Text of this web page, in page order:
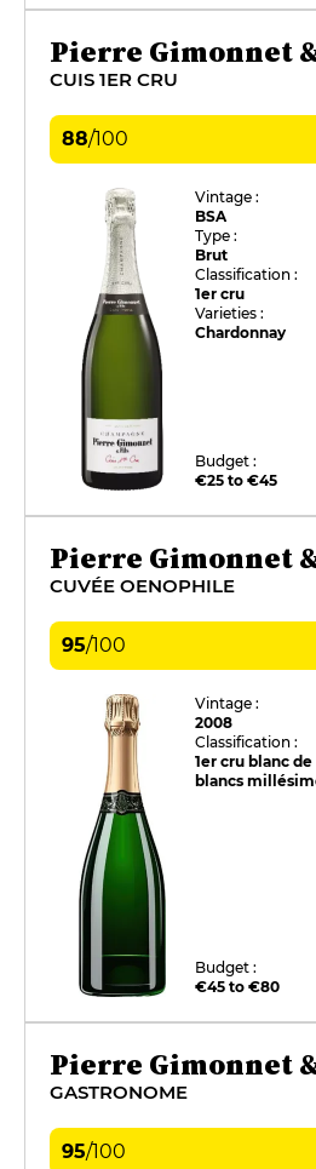
Pierre Gimonnet
CUIS 1ER CRU
88/100
Vintage :
BSA
Type :
Brut
Classification :
1er cru
Varieties :
Chardonnay
Budget :
€25 to €45
Pierre Gimonnet
CUVÉE OENOPHILE
95/100
Vintage :
2008
Classification :
1er cru blanc de
blancs
Budget :
€45 to €80
Pierre Gimonnet
GASTRONOME
95/100